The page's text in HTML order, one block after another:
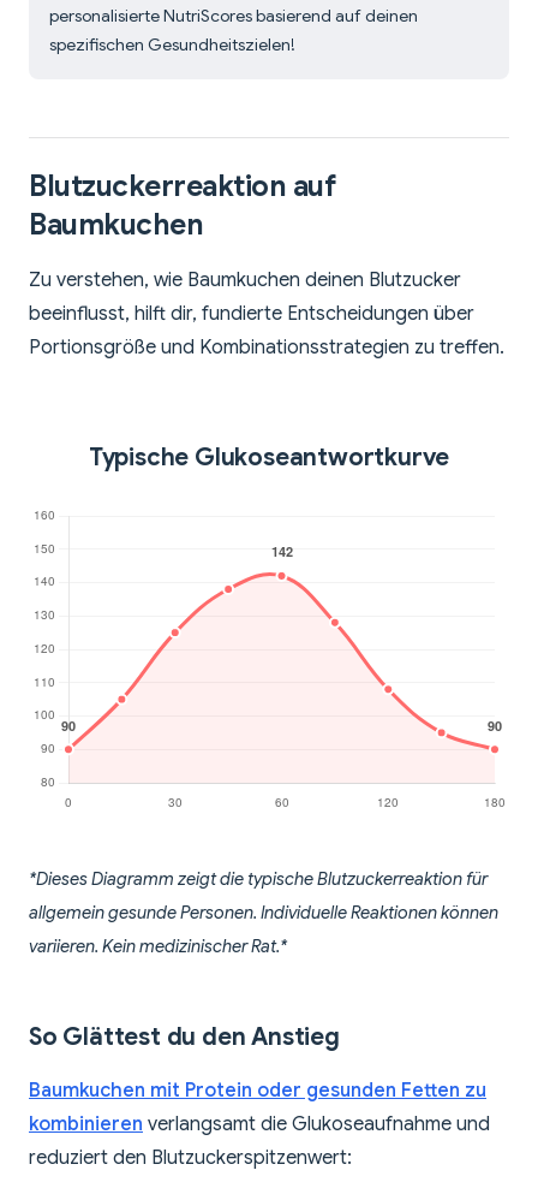
personalisierte NutriScores basierend auf deinen
spezifischen Gesundheitszielen!
Blutzuckerreaktion auf
Baumkuchen
Zu verstehen, wie Baumkuchen deinen Blutzucker
beeinflusst, hilft dir, fundierte Entscheidungen über
Portionsgröße und Kombinationsstrategien zu treffen.
Typische Glukoseantwortkurve
*Dieses Diagramm zeigt die typische Blutzuckerreaktion für
allgemein gesunde Personen. Individuelle Reaktionen können
variieren. Kein medizinischer Rat.*
So Glättest du den Anstieg
Baumkuchen mit Protein oder gesunden Fetten zu
kombinieren verlangsamt die Glukoseaufnahme und
reduziert den Blutzuckerspitzenwert: